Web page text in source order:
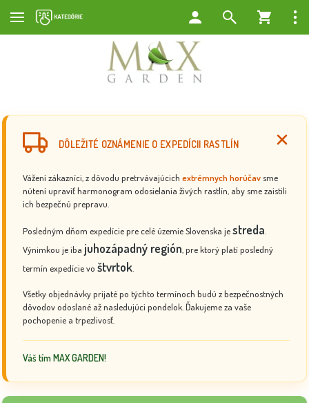
DÔLEŽITÉ OZNÁMENIE O EXPEDÍCII RASTLÍN
Vážení zákazníci, z dôvodu pretrvávajúcich extrémnych horúčav sme
nútení upraviť harmonogram odosielania živých rastlín, aby sme zaistili
ich bezpečnú prepravu.
Posledným dňom expedície pre celé územie Slovenska jestreda
Výnimkou je iba juhozápadný región , pre ktorý platí posledný
termín expedície vo štvrtok
Všetky objednávky prijaté po týchto termínoch budú z bezpečnostných
dôvodov odoslané až nasledujúci pondelok. Ďakujeme za vaše
pochopenie a trpezlivosť.
Váš tím MAX GARDEN!